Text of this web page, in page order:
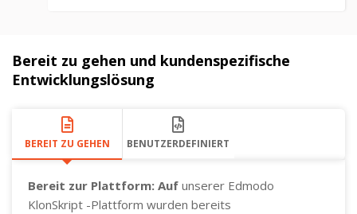
Bereit zu gehen und kundenspezifische
Entwicklungslösung
BEREIT ZU GEHEN BENUTZERDEFINIERT
Bereit zur Plattform: Auf unserer Edmodo
KlonSkript -Plattform wurden bereits